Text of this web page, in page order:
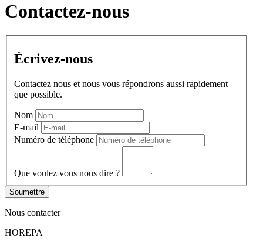
Contactez-nous
Écrivez-nous
Contactez nous et nous vous répondrons aussi rapidement
que possible.
Nom
E-mail
Numéro de téléphone
Que voulez vous nous dire ?
Soumettre
Nous contacter
HOREPA